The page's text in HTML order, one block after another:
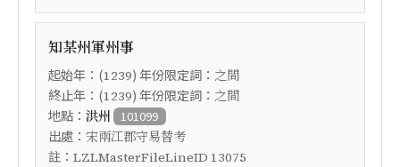
知某州軍州事
起始年：(1239) 年份限定詞： 之間
終止年：(1239) 年份限定詞： 之間
地點： 洪州 101099
出處： 宋兩江郡守易替考
註： LZLMasterFileLineID 13075